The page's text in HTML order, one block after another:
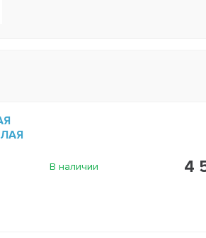
В наличии 4